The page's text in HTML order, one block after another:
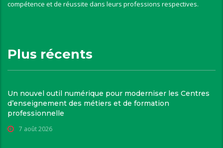
compétence et de réussite dans leurs professions respectives.
Plus récents
Un nouvel outil numérique pour moderniser les Centres
d’enseignement des métiers et de formation
professionnelle
7 août 2026